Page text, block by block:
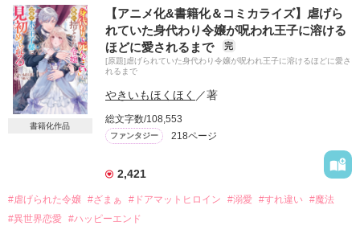
ルフェーヌは断われず、政略結婚を承諾する。
ルフェーヌが嫁いでいなくなったルフェーヌの母国では、風の
国だというのに風が吹かなくなり、ルフェーヌが行っていた慈
善活動が手薄になり支援金減額案が出てしまう。
ルフェーヌがいなくなって王室への風当たりが強くなる。
アデルは強国の王太子と婚約したルフェーヌが国中で話題とな
り、自分より目立つルフェーヌを妬んで陥れようと動き出すー
帝国では正妃争いをしている真っ只中だが、シャルレーヌは一
切魔法を使うことはできない。
侍女と侍従を連れて帝国に嫁いだが放置されて、ついに倒れて
しまう。
夫である皇帝のヴィクトールからも冷たい視線を送られる始
末。
馬鹿にされ、拒絶され、虐げられるシャルレーヌだったが、こ
の王女……何かがおかしい！？
（ああ……楽しみ。やっと始まるのね）
魔力は０、絶体絶命の最弱の訳あり王女の暴走が始まる。
書籍化作品
【アニメ化&書籍化＆コミカライズ】虐げら
れていた身代わり令嬢が呪われ王子に溶ける
ほどに愛されるまで
完
[原題]虐げられていた身代わり令嬢が呪われ王子に溶けるほどに愛さ
れるまで
やきいもほくほく ／著
総文字数/108,553
ファンタジー 218ページ
2,421
#虐げられた令嬢 #ざまぁ #ドアマットヒロイン #溺愛 #すれ違い #魔法
#異世界恋愛 #ハッピーエンド